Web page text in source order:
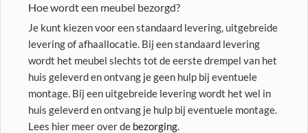
Hoe wordt een meubel bezorgd?
Je kunt kiezen voor een standaard levering, uitgebreide
levering of afhaallocatie. Bij een standaard levering
wordt het meubel slechts tot de eerste drempel van het
huis geleverd en ontvang je geen hulp bij eventuele
montage. Bij een uitgebreide levering wordt het wel in
huis geleverd en ontvang je hulp bij eventuele montage.
Lees hier meer over de bezorging.